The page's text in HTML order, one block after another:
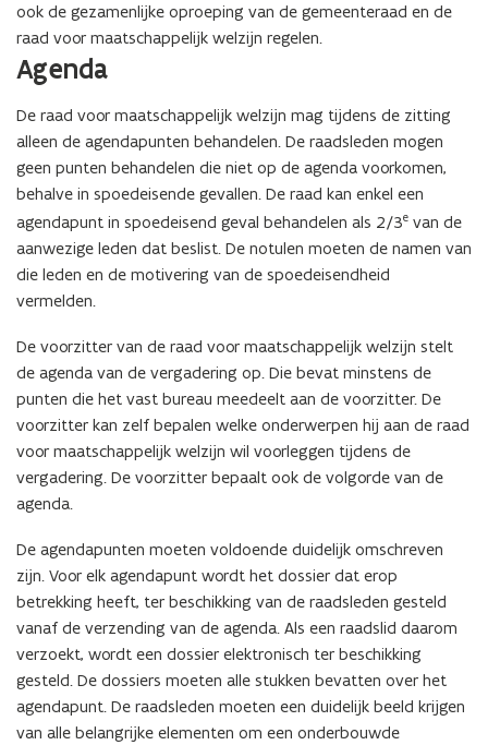
ook de gezamenlijke oproeping van de gemeenteraad en de
raad voor maatschappelijk welzijn regelen.
Agenda
De raad voor maatschappelijk welzijn mag tijdens de zitting
alleen de agendapunten behandelen. De raadsleden mogen
geen punten behandelen die niet op de agenda voorkomen,
behalve in spoedeisende gevallen. De raad kan enkel een
agendapunt in spoedeisend geval behandelen als 2/3e van de
aanwezige leden dat beslist. De notulen moeten de namen van
die leden en de motivering van de spoedeisendheid
vermelden.
De voorzitter van de raad voor maatschappelijk welzijn stelt
de agenda van de vergadering op. Die bevat minstens de
punten die het vast bureau meedeelt aan de voorzitter. De
voorzitter kan zelf bepalen welke onderwerpen hij aan de raad
voor maatschappelijk welzijn wil voorleggen tijdens de
vergadering. De voorzitter bepaalt ook de volgorde van de
agenda.
De agendapunten moeten voldoende duidelijk omschreven
zijn. Voor elk agendapunt wordt het dossier dat erop
betrekking heeft, ter beschikking van de raadsleden gesteld
vanaf de verzending van de agenda. Als een raadslid daarom
verzoekt, wordt een dossier elektronisch ter beschikking
gesteld. De dossiers moeten alle stukken bevatten over het
agendapunt. De raadsleden moeten een duidelijk beeld krijgen
van alle belangrijke elementen om een onderbouwde